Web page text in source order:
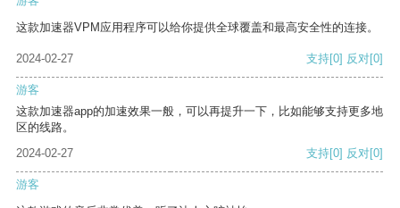
这款加速器VPM应用程序可以给你提供全球覆盖和最高安全性的连接。
2024-02-27 支持[0] 反对[0]
游客
这款加速器app的加速效果一般，可以再提升一下，比如能够支持更多地
区的线路。
2024-02-27
支持[0] 反对[0]
游客